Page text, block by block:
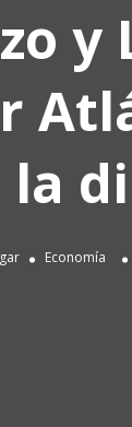
la
Economía